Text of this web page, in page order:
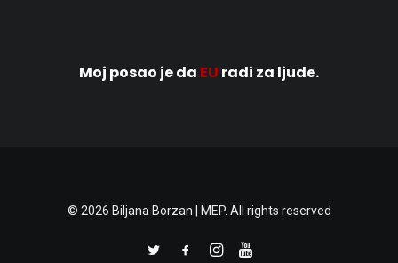
Moj posao je da EU radi za ljude.
© 2026 Biljana Borzan | MEP. All rights reserved